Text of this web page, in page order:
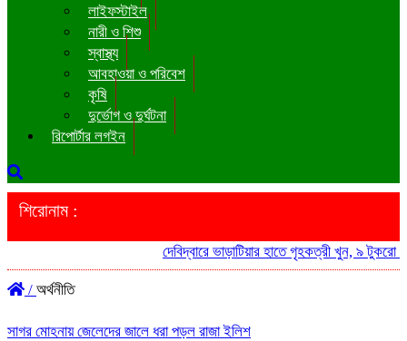
লাইফস্টাইল
নারী ও শিশু
স্বাস্থ্য
আবহাওয়া ও পরিবেশ
কৃষি
দুর্ভোগ ও দুর্ঘটনা
রিপোর্টার লগইন
শিরোনাম :
দেবিদ্বারে ভাড়াটিয়ার হাতে গৃহকত্রী খুন, ৯ টুকরো লাশ
/ অর্থনীতি
সাগর মোহনায় জেলেদের জালে ধরা পড়ল রাজা ইলিশ